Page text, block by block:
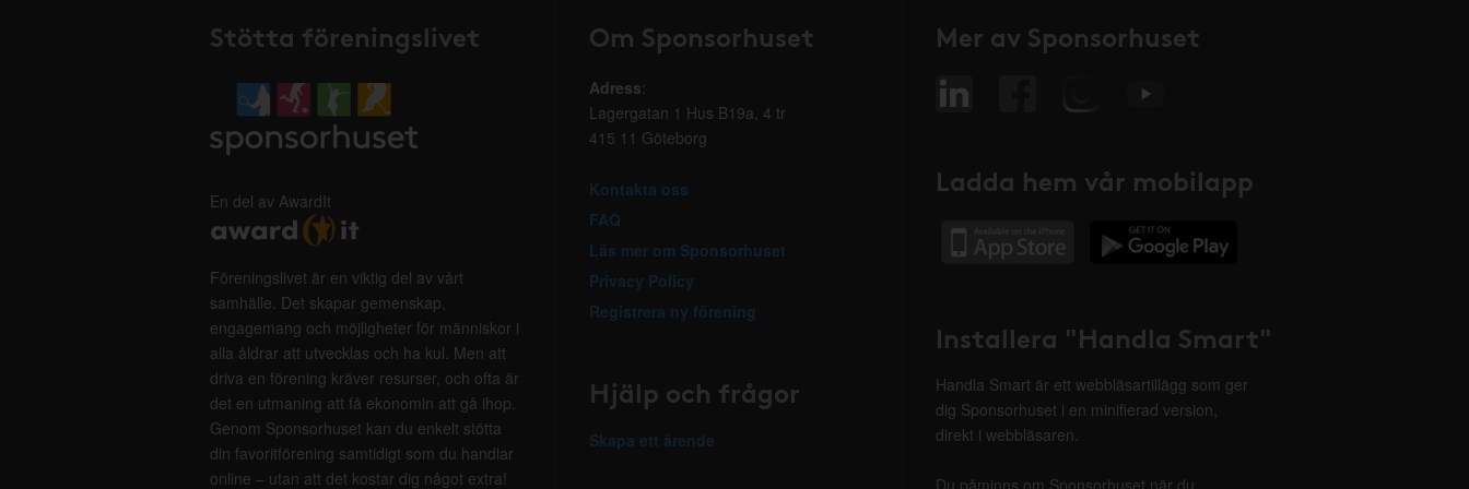
Stötta föreningslivet
En del av AwardIt
Föreningslivet är en viktig del av vårt
samhälle. Det skapar gemenskap,
engagemang och möjligheter för människor i
alla åldrar att utvecklas och ha kul. Men att
driva en förening kräver resurser, och ofta är
det en utmaning att få ekonomin att gå ihop.
Genom Sponsorhuset kan du enkelt stötta
din favoritförening samtidigt som du handlar
online – utan att det kostar dig något extra!
Om Sponsorhuset
Adress:
Lagergatan 1 Hus B19a, 4 tr
415 11 Göteborg
Kontakta oss
FAQ
Läs mer om Sponsorhuset
Privacy Policy
Registrera ny förening
Hjälp och frågor
Skapa ett ärende
Mer av Sponsorhuset
Ladda hem vår mobilapp
Installera "Handla Smart"
Handla Smart är ett webbläsartillägg som ger
dig Sponsorhuset i en minifierad version,
direkt i webbläsaren.